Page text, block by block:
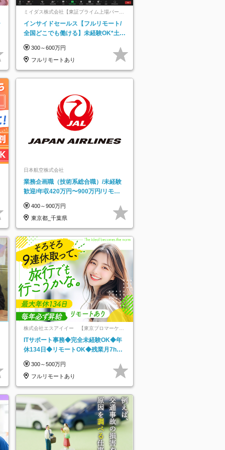
ミイダス株式会社【東証プライム上場パーソ
インサイドセールス【フルリモート/
全国どこでも働ける】未経験OK*土日
300～600万円
フルリモートあり
日本航空株式会社
業務企画職（技術系総合職）/未経験
歓迎/年収420万円〜900万円/リモー
400～900万円
東京都_千葉県
株式会社エスアイイー 【東京プロマーケッ
ITサポート事務◆完全未経験OK◆年
休134日◆リモートOK◆残業月7h以
300～500万円
フルリモートあり